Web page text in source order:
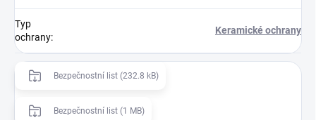
Typ
ochrany:
Keramické ochrany
Bezpečnostní list (232.8 kB)
Bezpečnostní list (1 MB)